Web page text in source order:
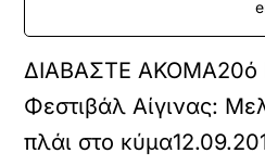
ΔΙΑΒΑΣΤΕ ΑΚΟΜΑ20ό
Φεστιβάλ Αίγινας:
πλάι στο κύμα